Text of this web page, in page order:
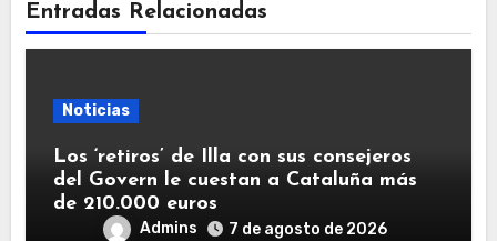
Entradas Relacionadas
Noticias
Los ‘retiros’ de Illa con sus consejeros
del Govern le cuestan a Cataluña más
de 210.000 euros
Admins 7 de agosto de 2026